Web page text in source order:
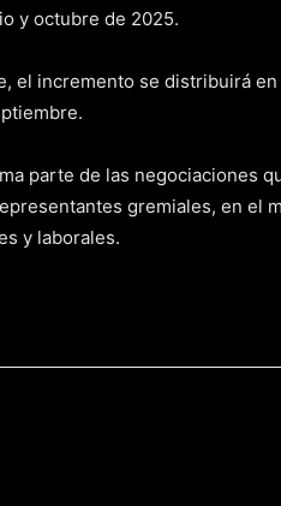
y octubre de 2025.
el incremento se distribuirá
parte de las negociaciones
gremiales, en el
y laborales.